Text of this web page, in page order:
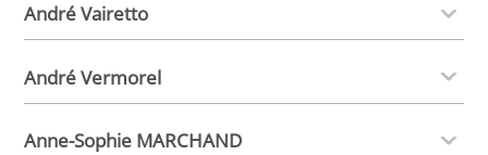
André Vairetto
André Vermorel
Anne-Sophie MARCHAND